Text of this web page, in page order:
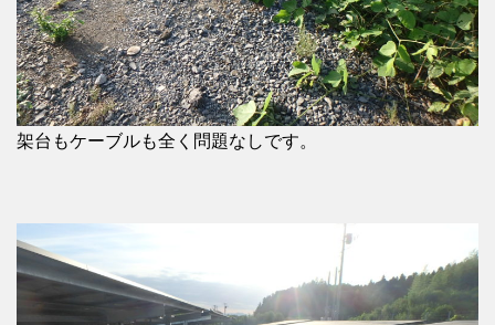
架台もケーブルも全く問題なしです。